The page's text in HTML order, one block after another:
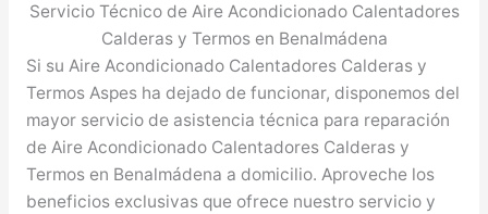
Servicio Técnico de Aire Acondicionado Calentadores
Calderas y Termos en Benalmádena
Si su Aire Acondicionado Calentadores Calderas y
Termos Aspes ha dejado de funcionar, disponemos del
mayor servicio de asistencia técnica para reparación
de Aire Acondicionado Calentadores Calderas y
Termos en Benalmádena a domicilio. Aproveche los
beneficios exclusivas que ofrece nuestro servicio y